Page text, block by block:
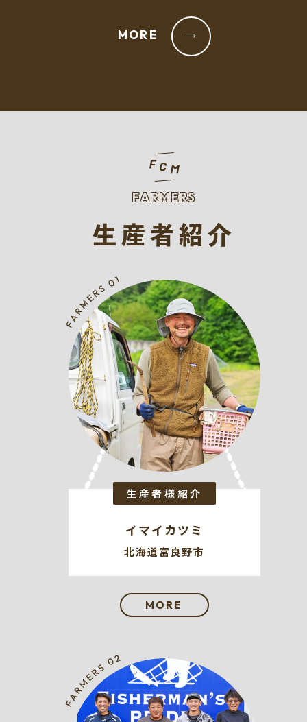
MORE →
FARMERS
生産者紹介
生産者様紹介
イマイカツミ
北海道富良野市
MORE